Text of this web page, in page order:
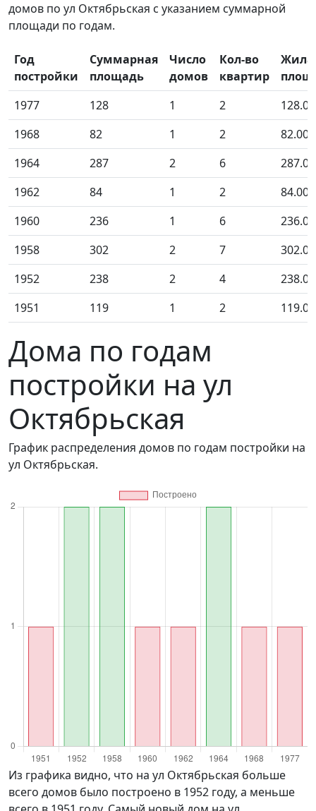
домов по ул Октябрьская с указанием суммарной
площади по годам.
Год
постройки
Суммарная
площадь
Число
домов
Кол-во
квартир
1977
128 1 2
128.00
1968
82 1 2
82.00
1964
287 2 6
287.00
1962
84 1 2
84.00
1960
236 1 6
236.00
1958
302 2 7
302.00
1952
238 2 4
238.00
1951
119 1 2 119.00
Дома по годам
постройки на ул
Октябрьская
График распределения домов по годам постройки на
ул Октябрьская.
Из графика видно, что на ул Октябрьская больше
всего домов было построено в 1952 году, а меньше